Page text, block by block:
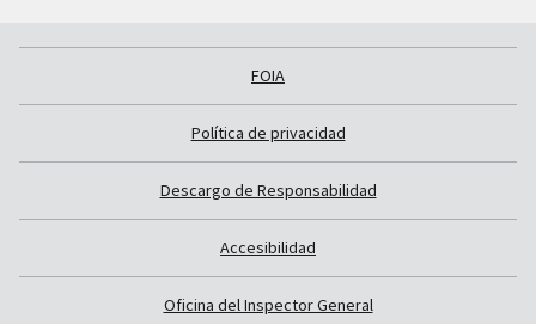
FOIA
Política de privacidad
Descargo de Responsabilidad
Accesibilidad
Oficina del Inspector General